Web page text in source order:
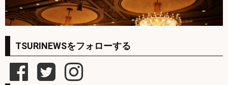
TSURINEWSをフォローする